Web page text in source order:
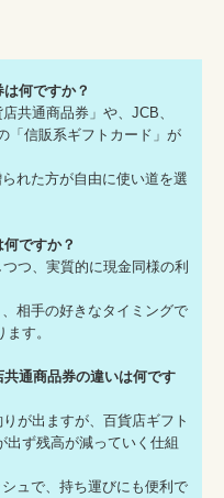
何ですか？
共通商品券」や、JCB、
「信販系ギフトカード」が
れた方が自由に使い道を選
ですか？
つ、実質的に現金同様の利
相手の好きなタイミングで
す。
通商品券の違いは何です
が出ますが、百貨店ギフト
出ず残高が減っていく仕組
ュで、持ち運びにも便利で